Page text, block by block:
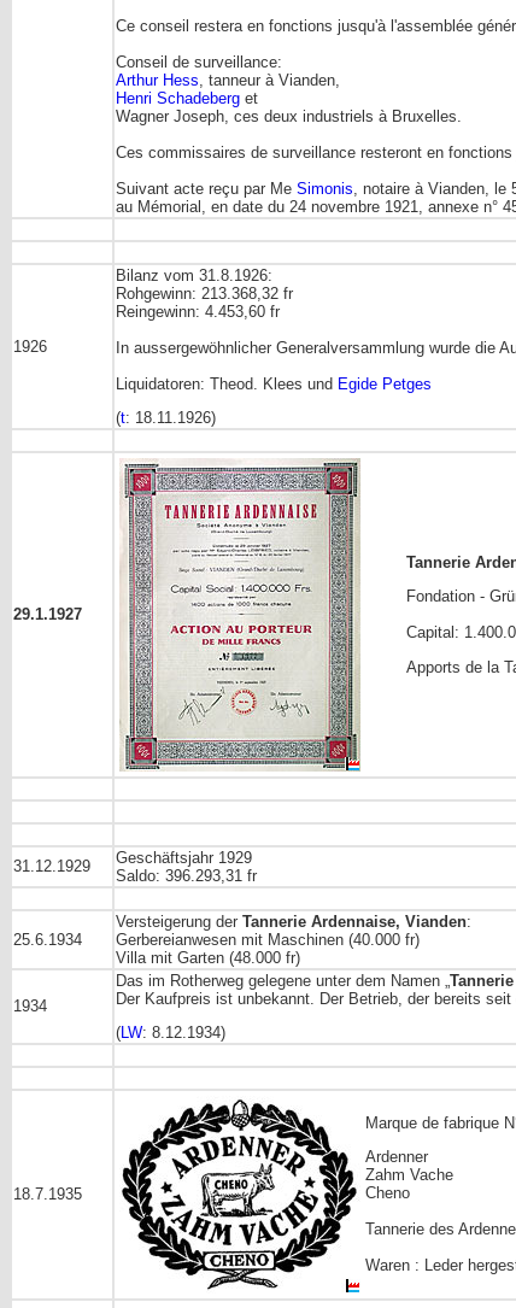
Ce conseil restera en fonctions jusqu'à l'assemblée
Conseil de surveillance:
Arthur Hess , tanneur à Vianden,
Henri Schadeberg et
Wagner Joseph, ces deux industriels à Bruxelles.
Ces commissaires de surveillance resteront en fonctions
Suivant acte reçu par Me Simonis , notaire à Vianden,
au Mémorial, en date du 24 novembre 1921, annexe n°
1926
Bilanz vom 31.8.1926:
Rohgewinn: 213.368,32 fr
Reingewinn: 4.453,60 fr
In aussergewöhnlicher Generalversammlung wurde die
Liquidatoren: Theod. Klees und Egide Petges
(t: 18.11.1926)
29.1.1927
Tannerie
Fondation -
Capital:
Apports de la
31.12.1929
Geschäftsjahr 1929
Saldo: 396.293,31 fr
25.6.1934
Versteigerung der Tannerie Ardennaise, Vianden:
Gerbereianwesen mit Maschinen (40.000 fr)
Villa mit Garten (48.000 fr)
1934
Das im Rotherweg gelegene unter dem Namen „ Tannerie
Der Kaufpreis ist unbekannt. Der Betrieb, der bereits
(LW: 8.12.1934)
18.7.1935
Marque de fabrique
Ardenner
Zahm Vache
Cheno
Tannerie des
Waren : Leder